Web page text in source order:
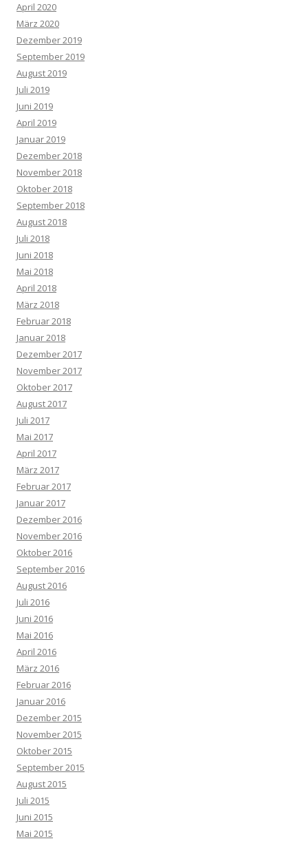
April 2020
März 2020
Dezember 2019
September 2019
August 2019
Juli 2019
Juni 2019
April 2019
Januar 2019
Dezember 2018
November 2018
Oktober 2018
September 2018
August 2018
Juli 2018
Juni 2018
Mai 2018
April 2018
März 2018
Februar 2018
Januar 2018
Dezember 2017
November 2017
Oktober 2017
August 2017
Juli 2017
Mai 2017
April 2017
März 2017
Februar 2017
Januar 2017
Dezember 2016
November 2016
Oktober 2016
September 2016
August 2016
Juli 2016
Juni 2016
Mai 2016
April 2016
März 2016
Februar 2016
Januar 2016
Dezember 2015
November 2015
Oktober 2015
September 2015
August 2015
Juli 2015
Juni 2015
Mai 2015